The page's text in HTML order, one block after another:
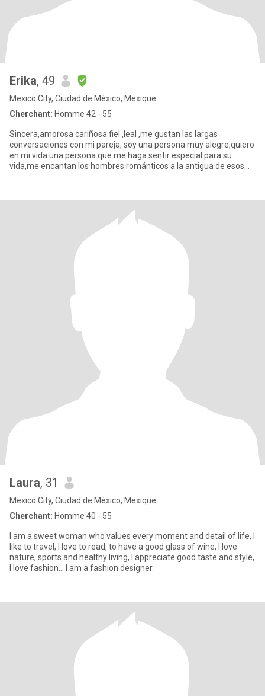
Erika, 49
Mexico City, Ciudad de México, Mexique
Cherchant: Homme 42 - 55
Sincera,amorosa cariñosa fiel ,leal ,me gustan las largas
conversaciones con mi pareja, soy una persona muy alegre,quiero
en mi vida una persona que me haga sentir especial para su
vida,me encantan los hombres románticos a la antigua de esos
Laura, 31
Mexico City, Ciudad de México, Mexique
Cherchant: Homme 40 - 55
I am a sweet woman who values ​​every moment and detail of life, I
like to travel, I love to read, to have a good glass of wine, I love
nature, sports and healthy living, I appreciate good taste and style,
I love fashion... I am a fashion designer.